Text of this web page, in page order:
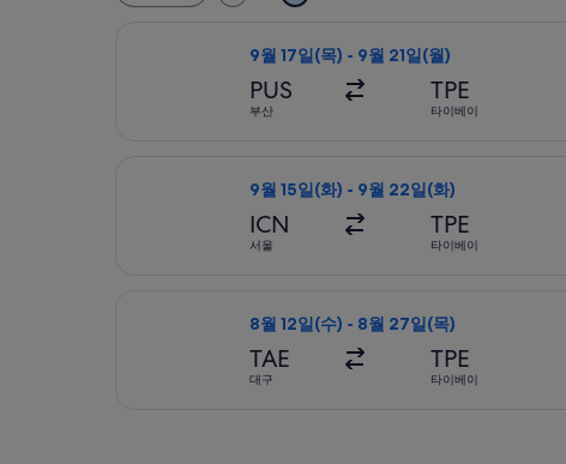
9월 17일(목) - 9월 21일(월)
PUS
부산
TPE
타이베이
9월 15일(화) - 9월 22일(화)
ICN
서울
TPE
타이베이
8월 12일(수) - 8월 27일(목)
TAE
대구
TPE
타이베이